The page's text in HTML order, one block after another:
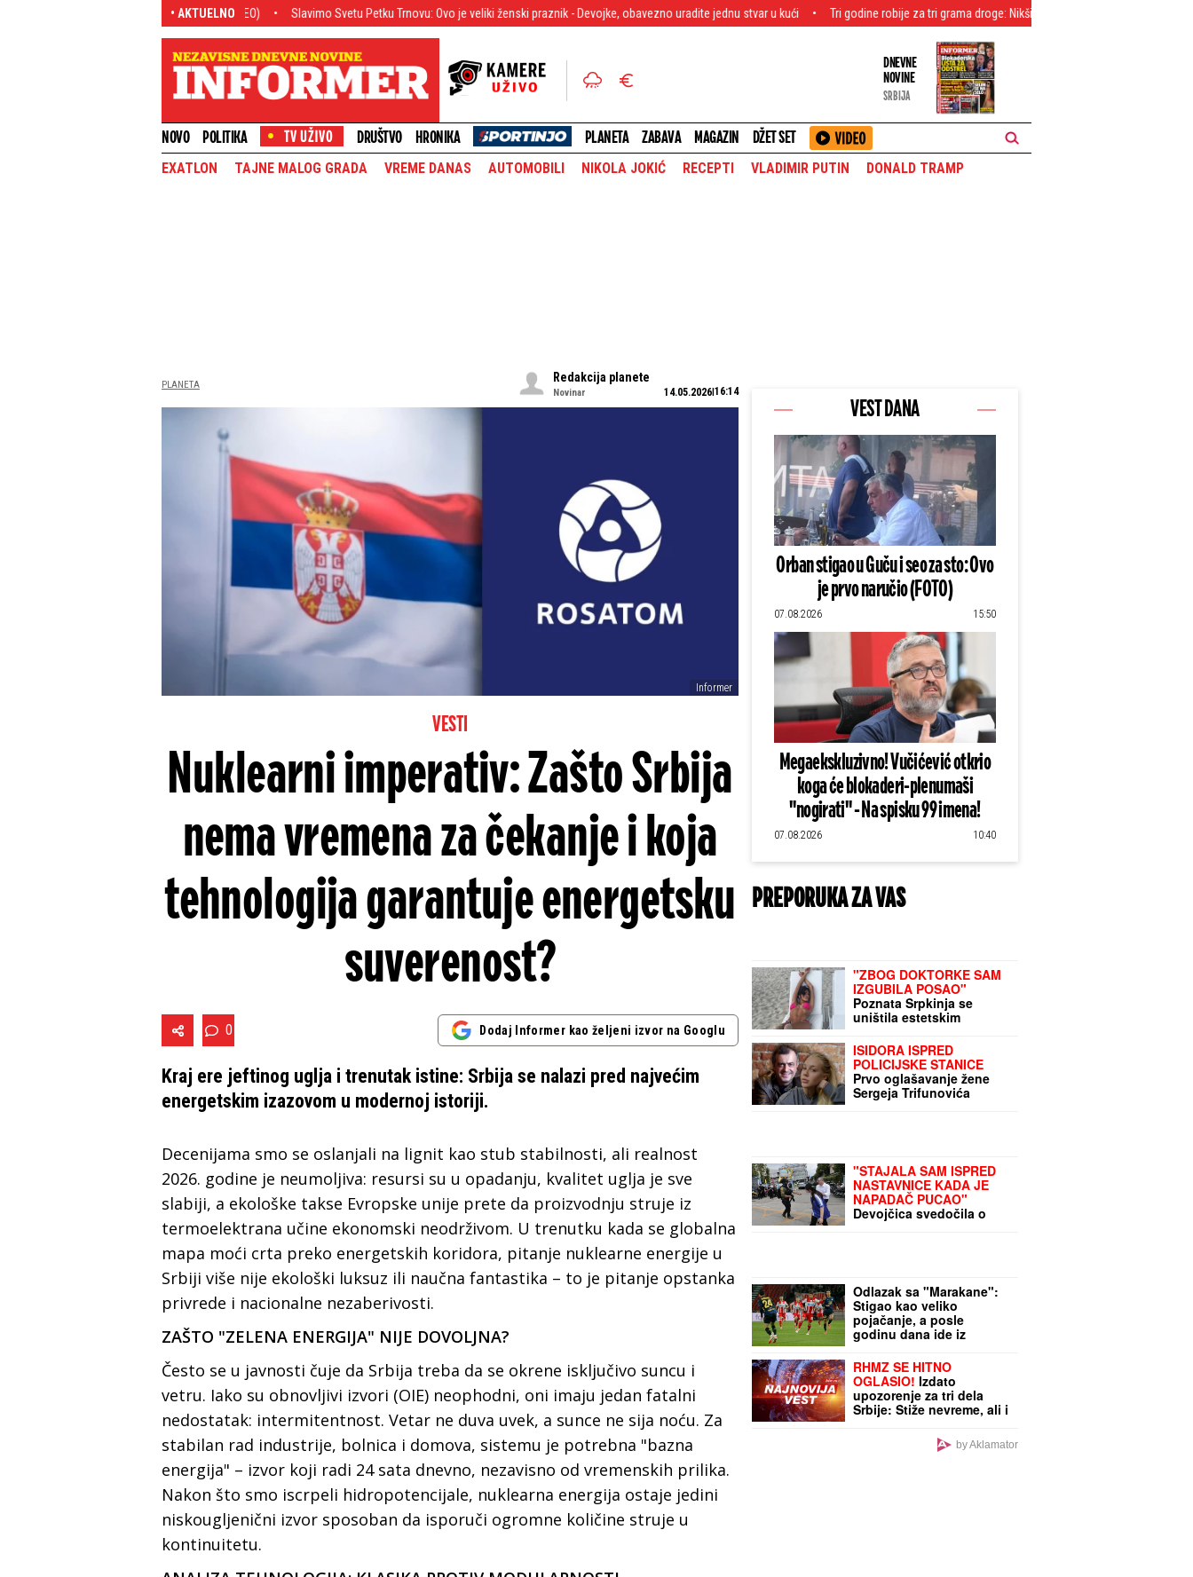
• AKTUELNO
u fronclama: Ponižavajuće! (VIDEO) Slavimo Svetu Petku Trnovu: Ovo je veliki ženski praznik - Devojke, obavezno uradite jednu stvar u kući Tri godine robije za tri grama droge: Nikšićanin osuđen zbog prodaje heroina, kokaina
DNEVNE
NOVINE
SRBIJA
NOVO POLITIKA DRUŠTVO HRONIKA PLANETA ZABAVA MAGAZIN DŽET SET
EXATLON TAJNE MALOG GRADA VREME DANAS AUTOMOBILI NIKOLA JOKIĆ RECEPTI VLADIMIR PUTIN DONALD TRAMP
PLANETA
Redakcija planete
Novinar 14.05.2026 16:14
Informer
VESTI
Nuklearni imperativ: Zašto Srbija
nema vremena za čekanje i koja
tehnologija garantuje energetsku
suverenost?
0 Dodaj Informer kao željeni izvor na Googlu
Kraj ere jeftinog uglja i trenutak istine: Srbija se nalazi pred najvećim
energetskim izazovom u modernoj istoriji.
Decenijama smo se oslanjali na lignit kao stub stabilnosti, ali realnost
2026. godine je neumoljiva: resursi su u opadanju, kvalitet uglja je sve
slabiji, a ekološke takse Evropske unije prete da proizvodnju struje iz
termoelektrana učine ekonomski neodrživom. U trenutku kada se globalna
mapa moći crta preko energetskih koridora, pitanje nuklearne energije u
Srbiji više nije ekološki luksuz ili naučna fantastika – to je pitanje opstanka
privrede i nacionalne nezaberivosti.
ZAŠTO "ZELENA ENERGIJA" NIJE DOVOLJNA?
Često se u javnosti čuje da Srbija treba da se okrene isključivo suncu i
vetru. Iako su obnovljivi izvori (OIE) neophodni, oni imaju jedan fatalni
nedostatak: intermitentnost. Vetar ne duva uvek, a sunce ne sija noću. Za
stabilan rad industrije, bolnica i domova, sistemu je potrebna "bazna
energija" – izvor koji radi 24 sata dnevno, nezavisno od vremenskih prilika.
Nakon što smo iscrpeli hidropotencijale, nuklearna energija ostaje jedini
niskougljenični izvor sposoban da isporuči ogromne količine struje u
kontinuitetu.
VEST DANA
Orban stigao u Guču i seo za sto: Ovo
je prvo naručio (FOTO)
07.08.2026 15:50
Megaekskluzivno! Vučićević otkrio
koga će blokaderi-plenumaši
"nogirati" - Na spisku 99 imena!
07.08.2026 10:40
PREPORUKA ZA VAS
"ZBOG DOKTORKE SAM
IZGUBILA POSAO"
Poznata Srpkinja se
uništila estetskim
prirodan izgled: Sada
isplivala stara fotka
ISIDORA ISPRED
POLICIJSKE STANICE
Prvo oglašavanje žene
Sergeja Trifunovića
"STAJALA SAM ISPRED
NASTAVNICE KADA JE
NAPADAČ PUCAO"
Devojčica svedočila o
Odlazak sa "Marakane":
Stigao kao veliko
pojačanje, a posle
godinu dana ide iz
RHMZ SE HITNO
OGLASIO! Izdato
upozorenje za tri dela
Srbije: Stiže nevreme, ali i
by Aklamator